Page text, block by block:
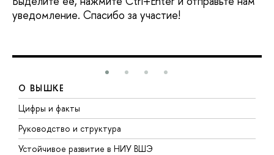
уведомление. Спасибо за участие!
О ВЫШКЕ
Цифры и факты
Руководство и структура
Устойчивое развитие в НИУ ВШЭ